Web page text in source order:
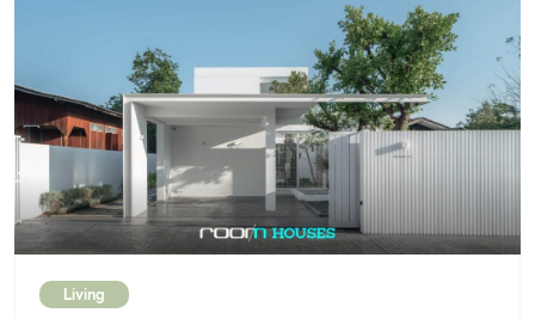
กับซ่อนฟังก์ชันการใช้งานไว้อย่างเเนบเนียนที่เหมาะกับพื้นที่
Living